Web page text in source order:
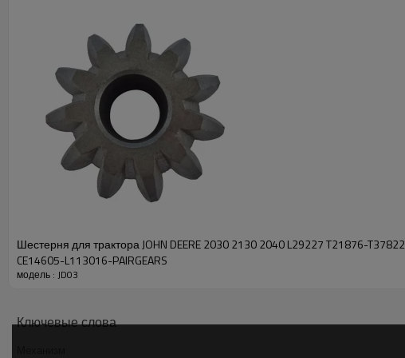
Шестерня для трактора JOHN DEERE 2030 2130 2040 L29227 T21876-T37822
CE14605-L113016-PAIRGEARS
модель : JD03
Ключевые слова